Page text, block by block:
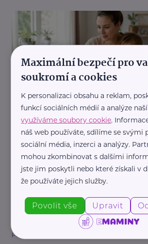
Jobni.cz
Jak si přivydělat na mateřské nebo
bez ztráty nároku na dávky
Mateřství a rodičovství
Pearmedia
Maximální bezpečí pro
soukromí a cookies
K personalizaci obsahu a reklam,
funkcí sociálních médií a analýze
využíváme soubory cookie.
náš web používáte, sdílíme se svými
sociální média, inzerci a analýzy.
mohou zkombinovat s dalšími
jste jim poskytli nebo které získali v
že používáte jejich služby.
Povolit vše Upravit